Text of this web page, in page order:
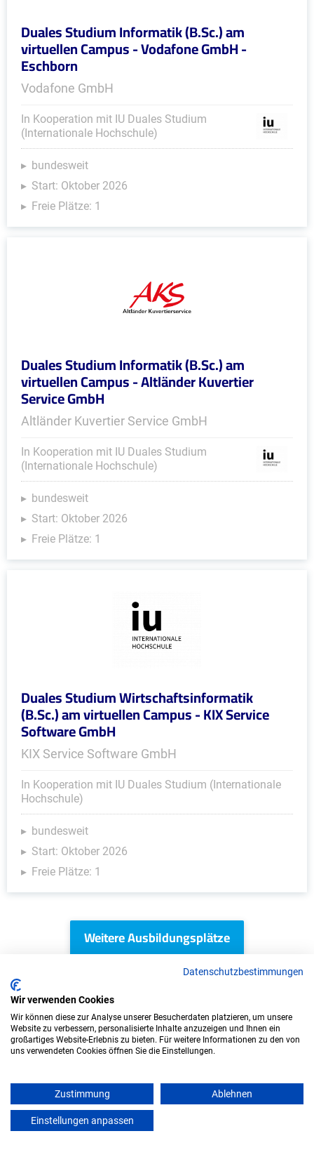
Duales Studium Informatik (B.Sc.) am
virtuellen Campus - Vodafone GmbH -
Eschborn
Vodafone GmbH
In Kooperation mit IU Duales Studium
(Internationale Hochschule)
bundesweit
Start: Oktober 2026
Freie Plätze: 1
Duales Studium Informatik (B.Sc.) am
virtuellen Campus - Altländer Kuvertier
Service GmbH
Altländer Kuvertier Service GmbH
In Kooperation mit IU Duales Studium
(Internationale Hochschule)
bundesweit
Start: Oktober 2026
Freie Plätze: 1
Duales Studium Wirtschaftsinformatik
(B.Sc.) am virtuellen Campus - KIX Service
Software GmbH
KIX Service Software GmbH
In Kooperation mit IU Duales Studium (Internationale
Hochschule)
bundesweit
Start: Oktober 2026
Freie Plätze: 1
Weitere Ausbildungsplätze
KFZ - Ausbildungsplätze
Datenschutzbestimmungen
Wir verwenden Cookies
Wir können diese zur Analyse unserer Besucherdaten platzieren, um unsere
Website zu verbessern, personalisierte Inhalte anzuzeigen und Ihnen ein
großartiges Website-Erlebnis zu bieten. Für weitere Informationen zu den von
uns verwendeten Cookies öffnen Sie die Einstellungen.
Zustimmung Ablehnen
Einstellungen anpassen